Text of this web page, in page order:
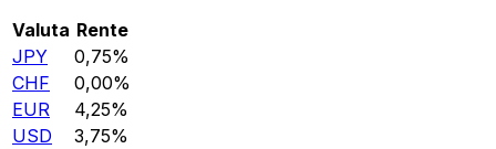
Valuta Rente
JPY
0,75%
CHF
0,00%
EUR
4,25%
USD
3,75%